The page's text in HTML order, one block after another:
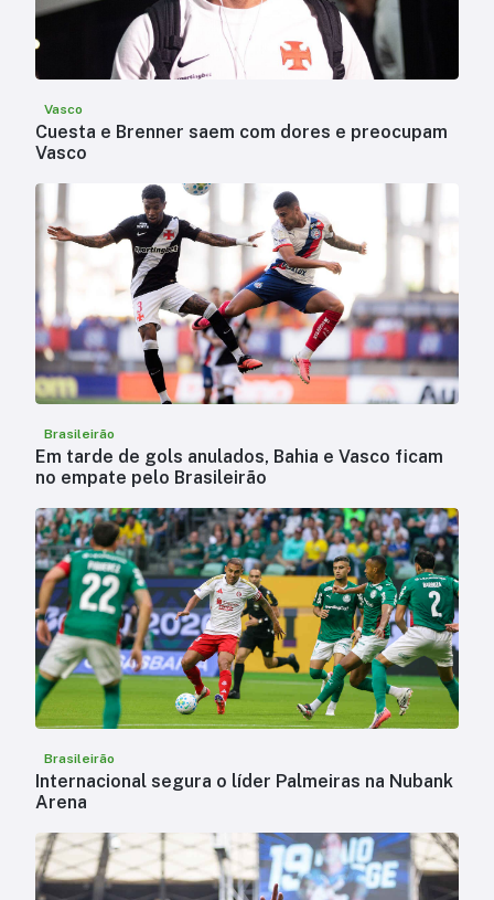
Vasco
Cuesta e Brenner saem com dores e preocupam
Vasco
Brasileirão
Em tarde de gols anulados, Bahia e Vasco ficam
no empate pelo Brasileirão
Brasileirão
Internacional segura o líder Palmeiras na Nubank
Arena